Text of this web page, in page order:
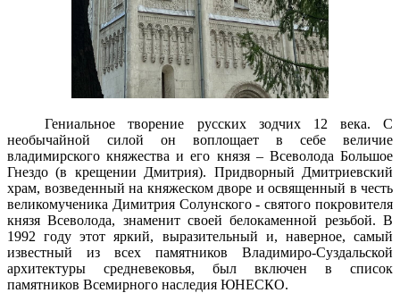
Гениальное творение русских зодчих 12 века. С
необычайной силой он воплощает в себе величие
владимирского княжества и его князя – Всеволода Большое
Гнездо (в крещении Дмитрия). Придворный Дмитриевский
храм, возведенный на княжеском дворе и освященный в честь
великомученика Димитрия Солунского - святого покровителя
князя Всеволода, знаменит своей белокаменной резьбой. В
1992 году этот яркий, выразительный и, наверное, самый
известный из всех памятников Владимиро-Суздальской
архитектуры средневековья, был включен в список
памятников Всемирного наследия ЮНЕСКО.